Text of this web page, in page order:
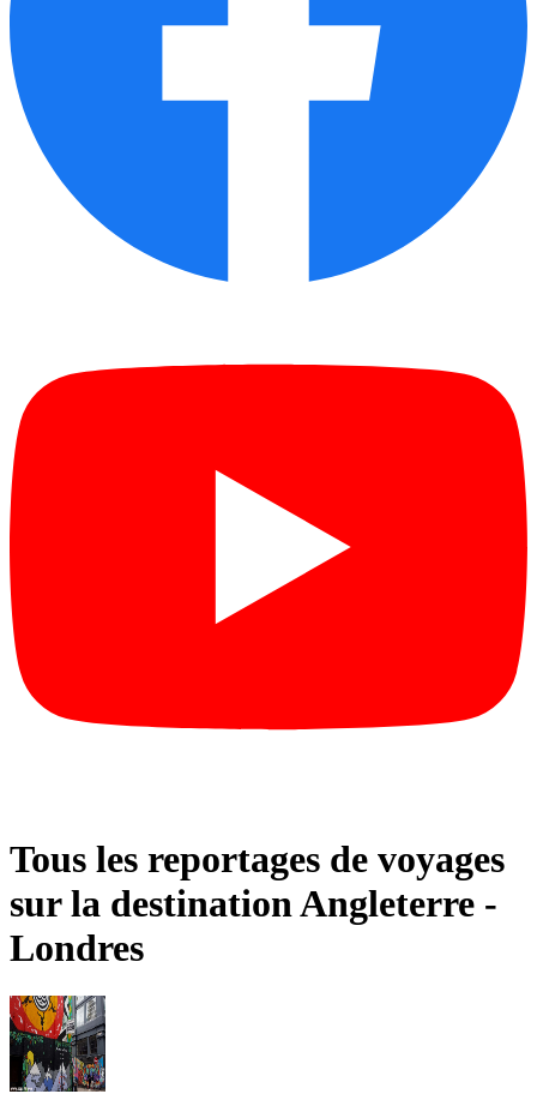
Tous les reportages de voyages
sur la destination Angleterre -
Londres